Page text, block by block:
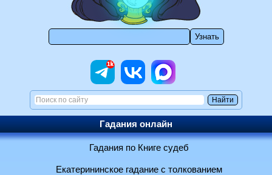
Гадания онлайн
Гадания по Книге судеб
Екатерининское гадание с толкованием